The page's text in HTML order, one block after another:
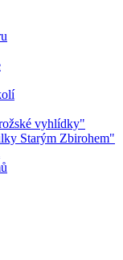
vyhlídky"
Starým Zbirohem"